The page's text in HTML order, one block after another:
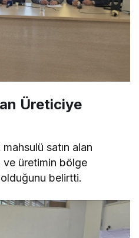
Üreticiye
mahsulü satın alan
ve üretimin bölge
belirtti.